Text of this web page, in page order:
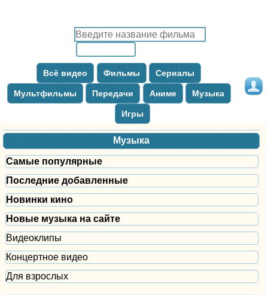
Всё видео Фильмы Сериалы
Мультфильмы Передачи Аниме Музыка
Игры
Музыка
Самые популярные
Последние добавленные
Новинки кино
Новые музыка на сайте
Видеоклипы
Концертное видео
Для взрослых